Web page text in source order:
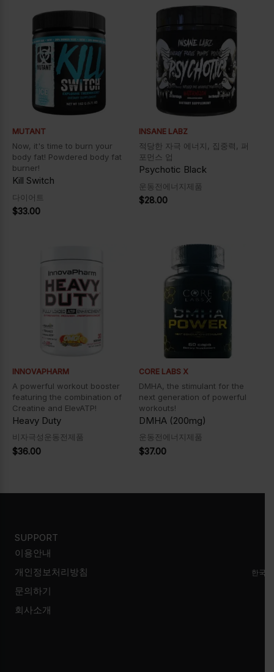
MUTANT
Now, it's time to burn your
body fat! Powdered body fat
burner!
Kill Switch
다이어트
$33.00
INSANE LABZ
적당한 자극 에너지, 집중력, 퍼
포먼스 업
Psychotic Black
운동전에너지제품
$28.00
INNOVAPHARM
A powerful workout booster
featuring the combination of
Creatine and ElevATP!
Heavy Duty
비자극성운동전제품
$36.00
CORE LABS X
DMHA, the stimulant for the
next generation of powerful
workouts!
DMHA (200mg)
운동전에너지제품
$37.00
SUPPORT
이용안내
개인정보처리방침
문의하기
회사소개
한국